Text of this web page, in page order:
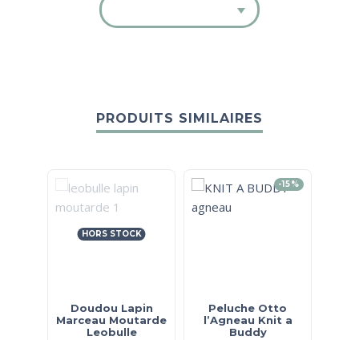
PRODUITS SIMILAIRES
HORS STOCK
Doudou Lapin
Marceau Moutarde
Leobulle
-15%
Peluche Otto
l’Agneau Knit a
Buddy